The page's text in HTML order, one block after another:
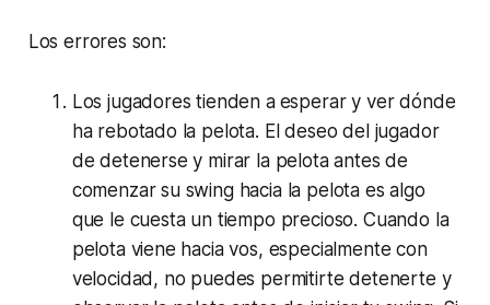
Los errores son:
Los jugadores tienden a esperar y ver dónde
ha rebotado la pelota. El deseo del jugador
de detenerse y mirar la pelota antes de
comenzar su swing hacia la pelota es algo
que le cuesta un tiempo precioso. Cuando la
pelota viene hacia vos, especialmente con
velocidad, no puedes permitirte detenerte y